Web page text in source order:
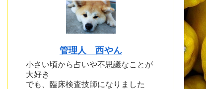
管理人 西やん
小さい頃から占いや不思議なことが
大好き
でも、臨床検査技師になりました